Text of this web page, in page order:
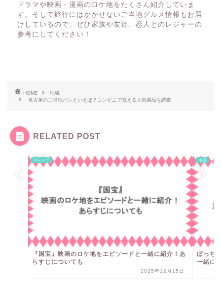
ドラマや映画・漫画のロケ地をたくさん紹介していま
す。そして旅行にはかかせないご当地グルメ情報もお届
けしているので、ぜひ家族や友達、恋人とのレジャーの
参考にしてください！
HOME
地域
名古屋のご当地パンといえば？コンビニで買える人気商品を調査
RELATED POST
トレンド
『国宝』映画のロケ地をエピソードと一緒に紹介！あ
らすじについても
2025年12月15日
地域
ぼっち
一緒に